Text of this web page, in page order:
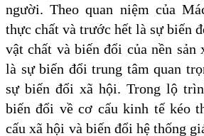
người. Theo quan niệm của
thực chất và trước hết là sự biến
vật chất và biến đổi của nền sản
là sự biến đổi trung tâm quan
sự biến đổi xã hội. Trong lộ
biến đổi về cơ cấu kinh tế kéo
cấu xã hội và biến đổi hệ thống